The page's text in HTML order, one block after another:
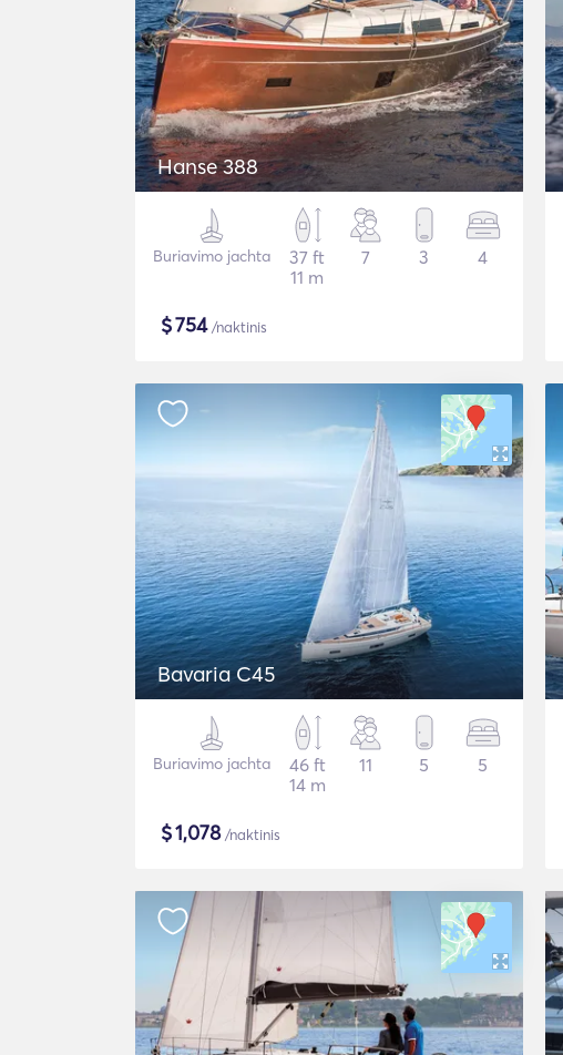
Hanse 388
Buriavimo jachta
37 ft
11 m
7 3 4
$754/naktinis
Bavaria C45
Buriavimo jachta
46 ft
14 m
11 5 5
$1,078/naktinis